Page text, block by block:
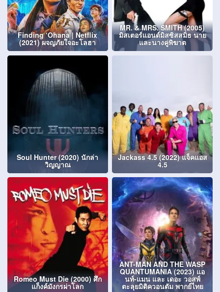
Finding ‘Ohana | Netflix
(2021) ผจญภัยใจอะโลฮา
MR. & MRS. SMITH (2005)
มิสเตอร์แอนด์มิสซิสสมิธ นาย
และนางคู่พิฆาต
Soul Hunter (2020) นักล่า
วิญญาณ
Jackass 4.5 (2022) แจ็คแอส
4.5
Romeo Must Die (2000) ศึก
แก็งค์มังกรผ่าโลก
ANT-MAN AND THE WASP
QUANTUMANIA (2023) แอ
นท์‑แมน และ เดอะ วอสพ์
ตะลุยมิติควอนตัม พากย์ไทย